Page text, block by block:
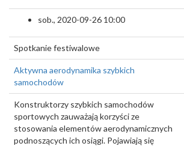
sob., 2020-09-26 10:00
Spotkanie festiwalowe
Aktywna aerodynamika szybkich
samochodów
Konstruktorzy szybkich samochodów
sportowych zauważają korzyści ze
stosowania elementów aerodynamicznych
podnoszących ich osiągi. Pojawiają się